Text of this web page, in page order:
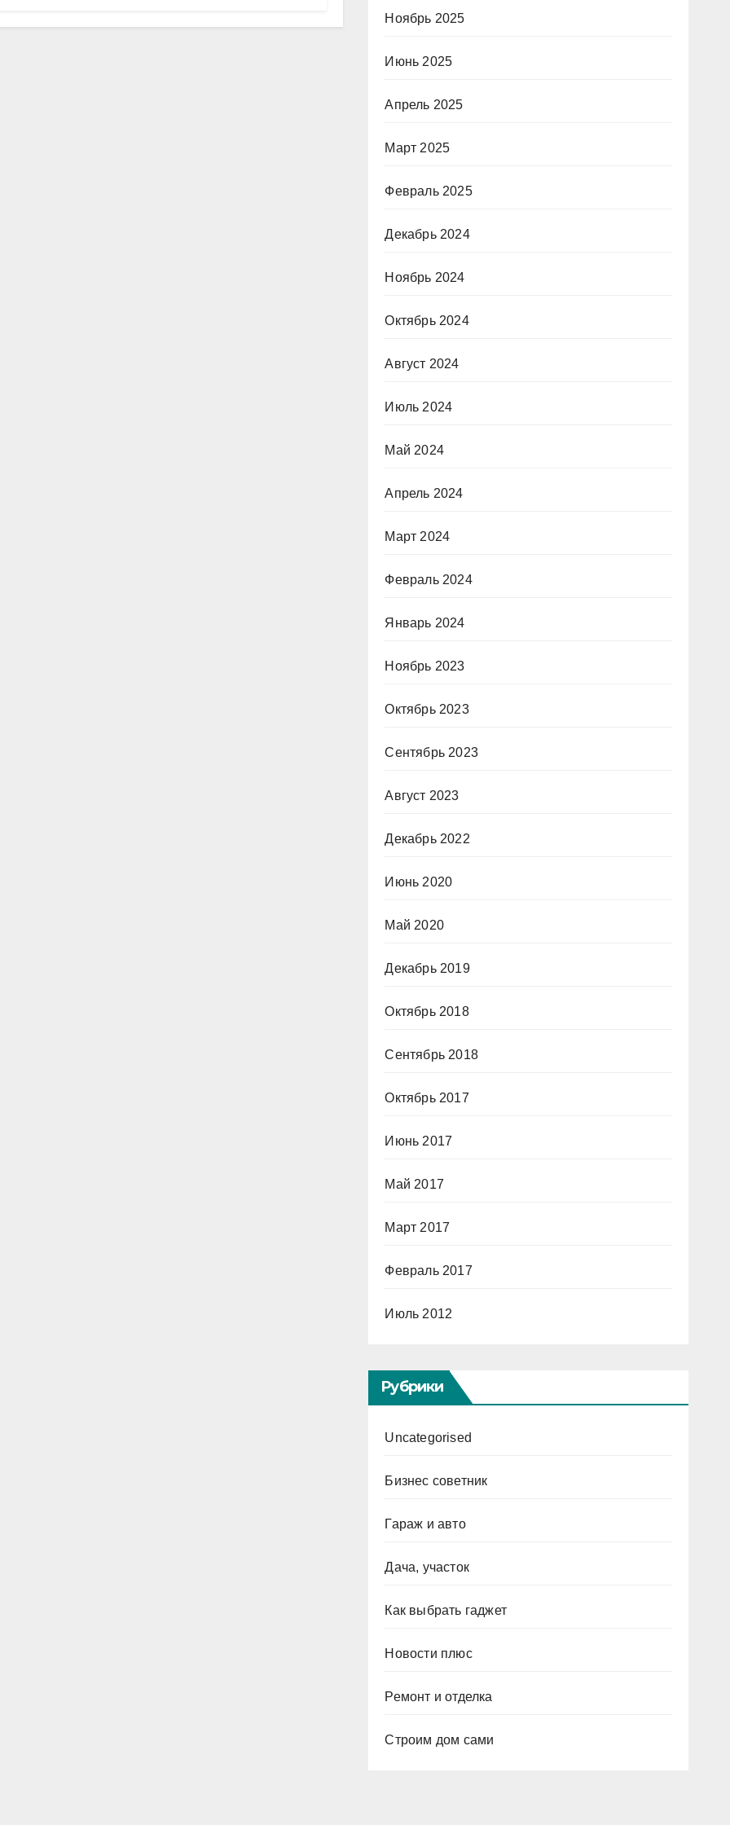
Ноябрь 2025
Июнь 2025
Апрель 2025
Март 2025
Февраль 2025
Декабрь 2024
Ноябрь 2024
Октябрь 2024
Август 2024
Июль 2024
Май 2024
Апрель 2024
Март 2024
Февраль 2024
Январь 2024
Ноябрь 2023
Октябрь 2023
Сентябрь 2023
Август 2023
Декабрь 2022
Июнь 2020
Май 2020
Декабрь 2019
Октябрь 2018
Сентябрь 2018
Октябрь 2017
Июнь 2017
Май 2017
Март 2017
Февраль 2017
Июль 2012
Рубрики
Uncategorised
Бизнес советник
Гараж и авто
Дача, участок
Как выбрать гаджет
Новости плюс
Ремонт и отделка
Строим дом сами